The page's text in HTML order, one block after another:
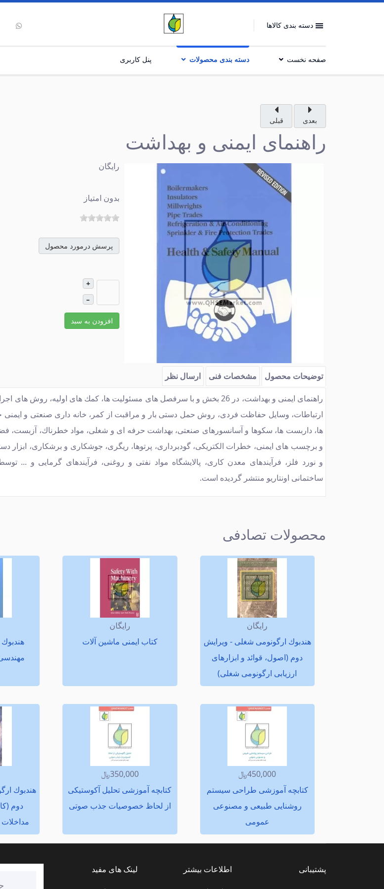
دسته بندی کالاها
صفحه نخست دسته بندی محصولات پنل کاربری
قبلی بعدی
راهنمای ایمنی و بهداشت
رایگان
بدون امتیاز
پرسش درمورد محصول
+
–
افزودن به سبد
توضیحات محصول مشخصات فنی ارسال نظر
راهنمای ایمنی و بهداشت، در 26 بخش و با سرفصل های مسئولیت ها، كمك های اولیه،
ارتباطات، وسایل حفاظت فردی، روش حمل دستی بار و مراقبت از كمر، خانه داری صنعتی و ایمنی
ها، داربست ها، سكوها و آسانسورهای صنعتی، بهداشت حرفه ای و شغلی، مواد خطرناك، آزبست،
و برچسب های ایمنی، خطرات الكتریكی، گودبرداری، پرتوها، ریگری، جوشكاری و برشكاری، ابزار
و نورد فلز، فرآیندهای معدن كاری، پالایشگاه مواد نفتی و روغنی، فرآیندهای گرمایی و ...
ساختمانی اونتاریو منتشر گردیده است.
محصولات تصادفی
رایگان
هندبوك ارگونومی شغلی - ویرایش
دوم (اصول، قوائد و ابزارهای
ارزیابی ارگونومی شغلی)
رایگان
كتاب ایمنی ماشین آلات
هندبوك
450,000﷼
كتابچه آموزشی طراحی سیستم
روشنایی طبیعی و مصنوعی
عمومی
350,000﷼
كتابچه آموزشی تحلیل آكوستیكی
از لحاظ خصوصیات جذب صوتی
هندبوك
دوم
پشتیبانی اطلاعات بیشتر لینک های مفید